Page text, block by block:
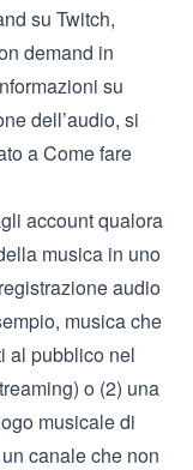
su Twitch,
demand in
su
dell’audio, si
aCome fare
account qualora
musica in uno
audio
musica che
al pubblico nel
o (2) una
musicale di
canale che non